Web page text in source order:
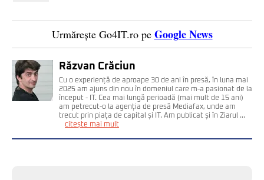
Urmărește Go4IT.ro pe Google News
Răzvan Crăciun
Cu o experiență de aproape 30 de ani în presă, în luna mai
2025 am ajuns din nou în domeniul care m-a pasionat de la
început - IT. Cea mai lungă perioadă (mai mult de 15 ani)
am petrecut-o la agenția de presă Mediafax, unde am
trecut prin piața de capital și IT. Am publicat și în Ziarul ...
citește mai mult